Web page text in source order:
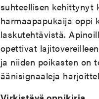
suhteellisen kehittynyt
harmaapapukaija oppi
laskutehtävistä.
opettivat
ja niiden poikasten on
äänisignaaleja